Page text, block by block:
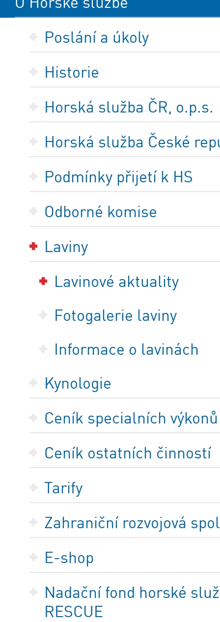
Poslání a úkoly
Historie
Horská služba ČR, o.p.s.
Horská služba České
Podmínky přijetí k HS
Odborné komise
Laviny
Lavinové aktuality
Fotogalerie laviny
Informace o lavinách
Kynologie
Ceník specialních výkonů
Ceník ostatních činností
Tarify
Zahraniční rozvojová
E-shop
Nadační fond horské
RESCUE